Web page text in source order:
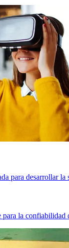
para desarrollar
para la confiabilidad